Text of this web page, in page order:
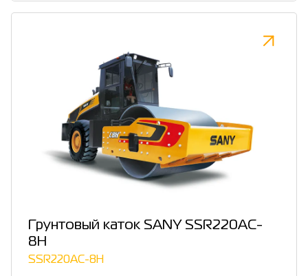
Грунтовый каток SANY SSR220AC-
8H
SSR220AC-8H